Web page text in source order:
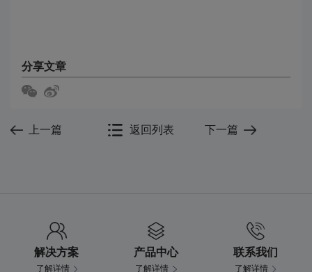
分享文章
上一篇 返回列表 下一篇
解决方案
了解详情
产品中心
了解详情
联系我们
了解详情